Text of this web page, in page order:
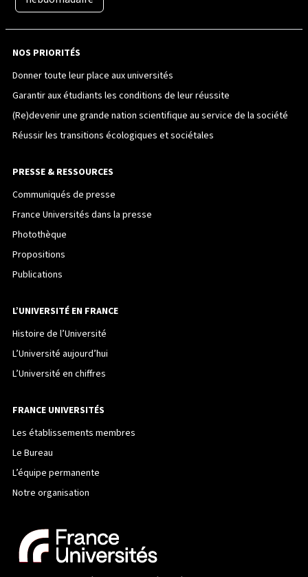
NOS PRIORITÉS
Donner toute leur place aux universités
Garantir aux étudiants les conditions de leur réussite
(Re)devenir une grande nation scientifique au service de la société
Réussir les transitions écologiques et sociétales
PRESSE & RESSOURCES
Communiqués de presse
France Universités dans la presse
Photothèque
Propositions
Publications
L’UNIVERSITÉ EN FRANCE
Histoire de l’Université
L’Université aujourd’hui
L’Université en chiffres
FRANCE UNIVERSITÉS
Les établissements membres
Le Bureau
L’équipe permanente
Notre organisation